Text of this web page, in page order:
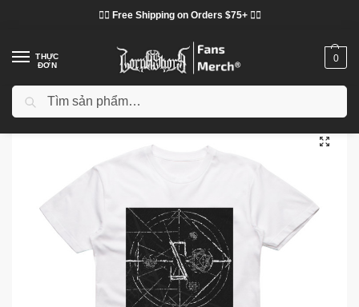
❤️‍🔥 Free Shipping on Orders $75+ ❤️‍🔥
THỰC
ĐƠN
0
Trang chủ / Cửa hàng / Lorna Shore vải